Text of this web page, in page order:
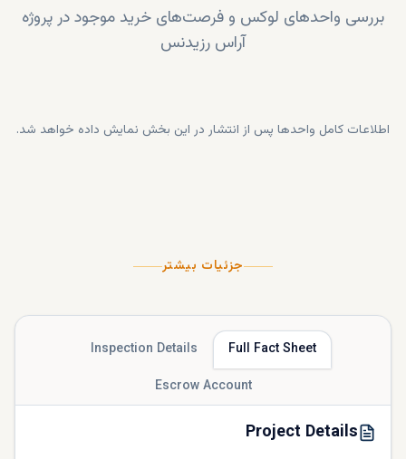
بررسی واحدهای لوکس و فرصت‌های خرید موجود در پروژه
آراس رزیدنس
اطلاعات کامل واحدها پس از انتشار در این بخش نمایش داده خواهد شد.
جزئیات بیشتر
Full Fact Sheet
Inspection Details
Escrow Account
Project Details